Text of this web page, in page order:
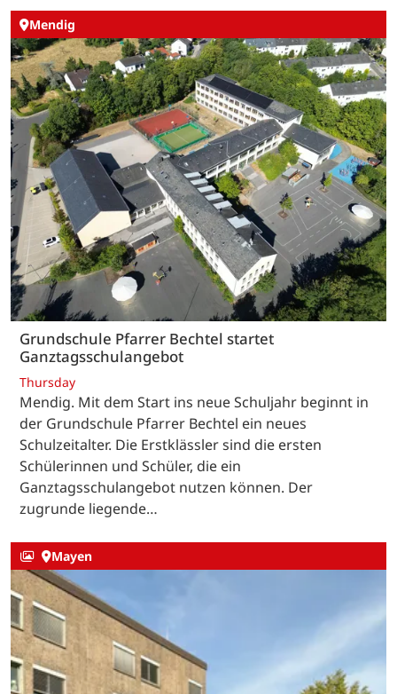
Mendig
Grundschule Pfarrer Bechtel startet
Ganztagsschulangebot
Thursday
Mendig. Mit dem Start ins neue Schuljahr beginnt in
der Grundschule Pfarrer Bechtel ein neues
Schulzeitalter. Die Erstklässler sind die ersten
Schülerinnen und Schüler, die ein
Ganztagsschulangebot nutzen können. Der
zugrunde liegende…
Mayen